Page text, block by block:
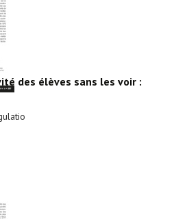
des élèves sans les voir :